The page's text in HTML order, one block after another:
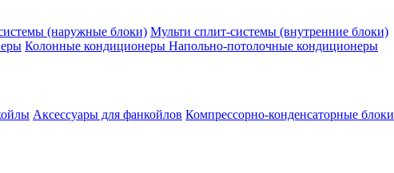
(наружные блоки) Мульти сплит-системы (внутренние блоки)
Колонные кондиционеры Напольно-потолочные кондиционеры
Аксессуары для фанкойлов Компрессорно-конденсаторные блоки